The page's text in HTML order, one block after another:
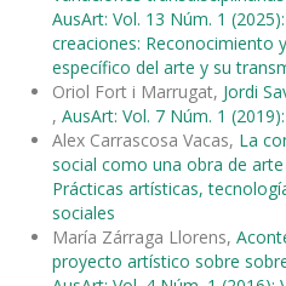
AusArt: Vol. 13 Núm. 1
creaciones: Reconocimiento
específico del arte y su
Oriol Fort i Marrugat, Jordi
, AusArt: Vol. 7 Núm. 1
Alex Carrascosa Vacas, La
social como una obra de arte
Prácticas artísticas,
sociales
María Zárraga Llorens,
proyecto artístico sobre